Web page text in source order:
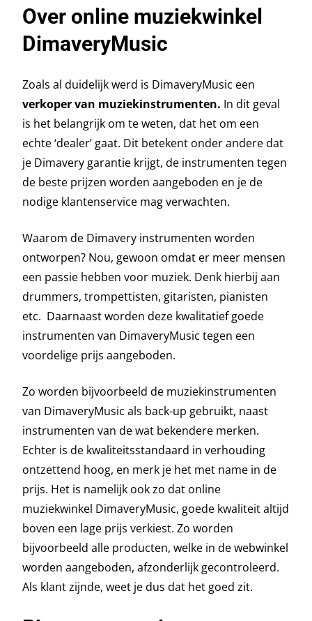
Over online muziekwinkel
DimaveryMusic
Zoals al duidelijk werd is DimaveryMusic een
verkoper van muziekinstrumenten. In dit geval
is het belangrijk om te weten, dat het om een
echte ‘dealer’ gaat. Dit betekent onder andere dat
je Dimavery garantie krijgt, de instrumenten tegen
de beste prijzen worden aangeboden en je de
nodige klantenservice mag verwachten.
Waarom de Dimavery instrumenten worden
ontworpen? Nou, gewoon omdat er meer mensen
een passie hebben voor muziek. Denk hierbij aan
drummers, trompettisten, gitaristen, pianisten
etc. Daarnaast worden deze kwalitatief goede
instrumenten van DimaveryMusic tegen een
voordelige prijs aangeboden.
Zo worden bijvoorbeeld de muziekinstrumenten
van DimaveryMusic als back-up gebruikt, naast
instrumenten van de wat bekendere merken.
Echter is de kwaliteitsstandaard in verhouding
ontzettend hoog, en merk je het met name in de
prijs. Het is namelijk ook zo dat online
muziekwinkel DimaveryMusic, goede kwaliteit altijd
boven een lage prijs verkiest. Zo worden
bijvoorbeeld alle producten, welke in de webwinkel
worden aangeboden, afzonderlijk gecontroleerd.
Als klant zijnde, weet je dus dat het goed zit.